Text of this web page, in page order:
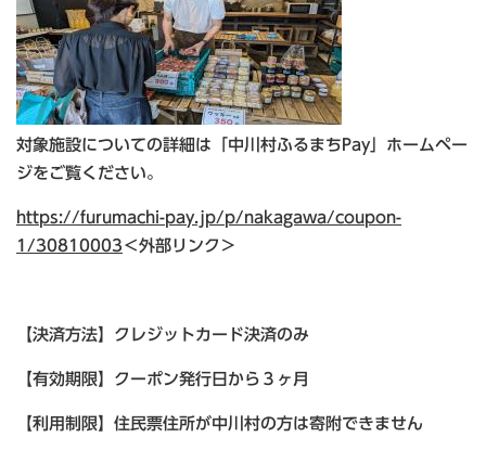
対象施設についての詳細は「中川村ふるまちPay」ホームペー
ジをご覧ください。
https://furumachi-pay.jp/p/nakagawa/coupon-
1/30810003＜外部リンク＞
【決済方法】クレジットカード決済のみ
【有効期限】クーポン発行日から３ヶ月
【利用制限】住民票住所が中川村の方は寄附できません